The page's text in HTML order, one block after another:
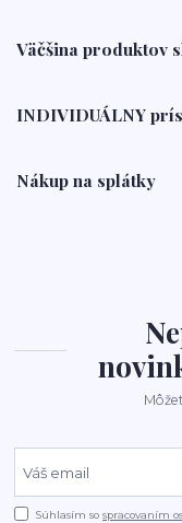
Väčšina produktov
INDIVIDUÁLNY
Nákup na splátky
Súhlasím sospracovaním